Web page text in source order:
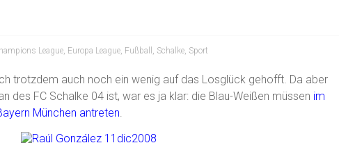
League Europa League Fußball Schalke Sport
trotzdem auch noch ein wenig auf das Losglück gehofft. Da aber
des FC Schalke 04 ist, war es ja klar: die Blau-Weißen müssen im
München antreten